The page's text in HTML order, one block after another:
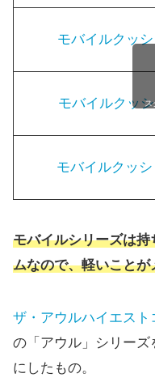
モバイルクッ
モバイルクッ
モバイルクッ
ス
モバイルシリーズは
ムなので、軽いことが
ザ・アウルハイエスト
の「アウル」シリーズ
にしたもの。